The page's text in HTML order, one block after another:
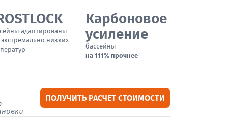
адаптированы
экстремально низких
Карбоновое
усиление
бассейны
на 111% прочнее
ПОЛУЧИТЬ РАСЧЕТ СТОИМОСТИ